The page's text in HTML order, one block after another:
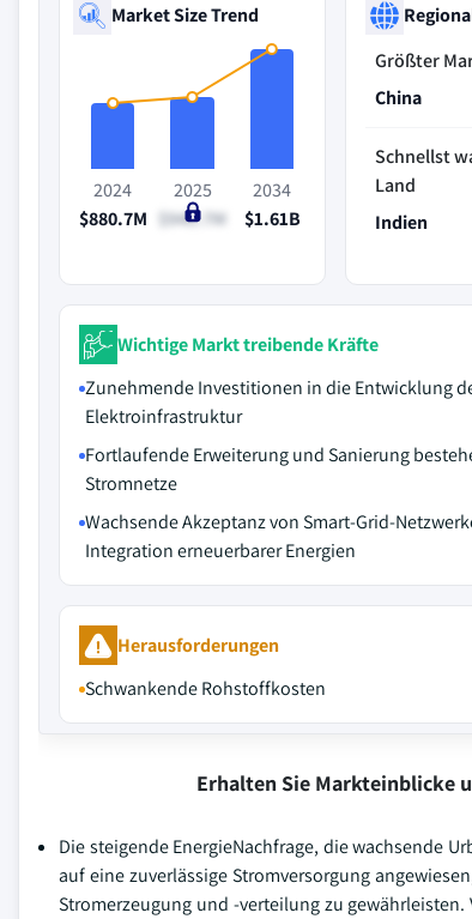
Market Size Trend
2024
$880.7M
2025
$940.7M
2034
$1.61B
Größter
China
Schnellst
Land
Indien
Wichtige Markt treibende Kräfte
Zunehmende Investitionen in die Entwicklung
Elektroinfrastruktur
Fortlaufende Erweiterung und Sanierung
Stromnetze
Wachsende Akzeptanz von Smart-Grid-
Integration erneuerbarer Energien
Herausforderungen
Schwankende Rohstoffkosten
Erhalten Sie Markteinblicke
Die steigende EnergieNachfrage, die wachsende
auf eine zuverlässige Stromversorgung
Stromerzeugung und -verteilung zu